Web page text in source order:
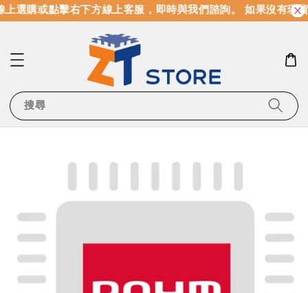
選購或點擊右下方線上客服，即時與我們諮詢。 如果沒有現
搜尋